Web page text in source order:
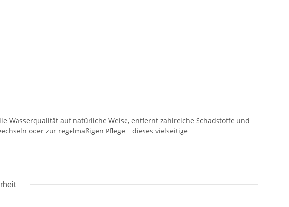
Wasserqualität auf natürliche Weise, entfernt zahlreiche Schadstoffe und
oder zur regelmäßigen Pflege – dieses vielseitige